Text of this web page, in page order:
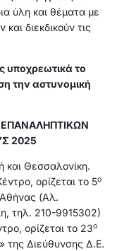
ύλη και θέματα με
διεκδικούν τις
υποχρεωτικά το
την αστυνομική
2025
και Θεσσαλονίκη.
ορίζεται το 5ο
(Αλ.
τηλ. 210-9915302)
ορίζεται το 23ο
της Διεύθυνσης Δ.Ε.